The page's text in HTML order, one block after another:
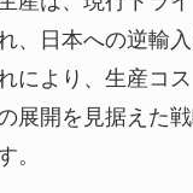
、日本への逆輸
により、生産コ
展開を見据えた
。